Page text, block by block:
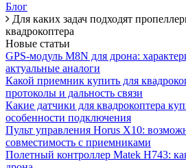
Блог
Для каких задач подходят
квадрокоптера
Новые статьи
GPS-модуль M8N для дрона:
актуальные аналоги
Какой приемник купить для
протоколы и дальность связи
Какие датчики для квадрокоптера
особенности подключения
Пульт управления Horus X10:
совместимость с приемниками
Полетный контроллер Matek H743: